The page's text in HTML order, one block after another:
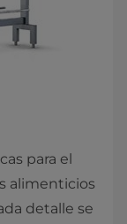
para el
alimenticios
detalle se